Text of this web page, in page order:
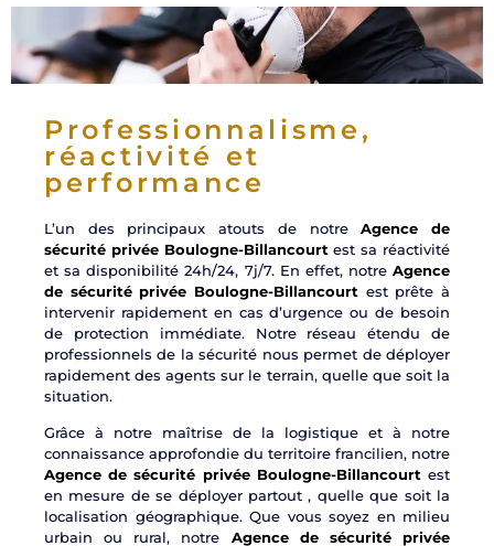
Professionnalisme,
réactivité et
performance
L’un des principaux atouts de notreAgence de
sécurité privée Boulogne-Billancourt est sa réactivité
et sa disponibilité 24h/24, 7j/7. En effet, notre Agence
de sécurité privée Boulogne-Billancourt est prête à
intervenir rapidement en cas d’urgence ou de besoin
de protection immédiate. Notre réseau étendu de
professionnels de la sécurité nous permet de déployer
rapidement des agents sur le terrain, quelle que soit la
situation.
Grâce à notre maîtrise de la logistique et à notre
connaissance approfondie du territoire francilien, notre
Agence de sécurité privée Boulogne-Billancourt est
en mesure de se déployer partout , quelle que soit la
localisation géographique. Que vous soyez en milieu
urbain ou rural, notre Agence de sécurité privée